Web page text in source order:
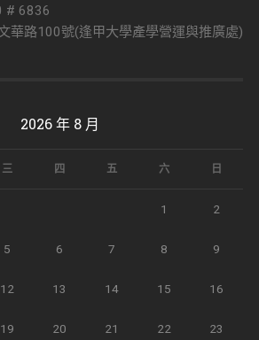
# 6836
華路100號(逢甲大學產學營運與推廣處)
2026 年 8 月
三 四 五 六 日
1 2
5 6 7 8 9
12 13 14 15 16
19 20 21 22 23